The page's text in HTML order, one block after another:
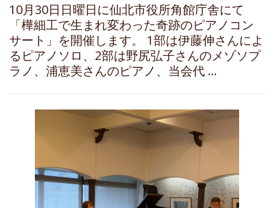
10月30日日曜日に仙北市役所角館庁舎にて
「樺細工で生まれ変わった奇跡のピアノコン
サート」を開催します。 1部は伊藤伸さんによ
るピアノソロ、2部は野尻弘子さんのメゾソプ
ラノ、浦恵美さんのピアノ、当会代 …